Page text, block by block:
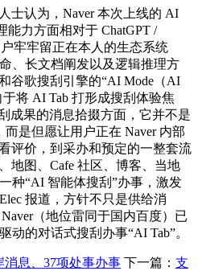
认为，Naver 本次上线的 AI
能力方面相对于 ChatGPT /
牢牢留正在本人的生态系统
、长文档阐发以及逻辑推理方
谷歌搜刮引擎的“AI Mode（AI
将 AI Tab 打形成搜刮体验焦
成果的消息拾掇方面，它并不是
是但愿让用户正在 Naver 内部
评价，到采办和预定的一整套流
地图、Cafe 社区、博客、当地
种“AI 智能体搜刮”办事，激发
报道，方针不只是供给消
（地位雷同于国内百度）已
动的对话式搜刮办事“AI Tab”。
息、37项处事办事 下一篇： 支